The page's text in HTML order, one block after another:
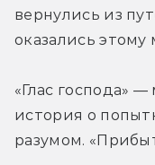
вернулись из
оказались
«Глас господа»
история о
разумом.